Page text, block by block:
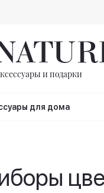
и подарки
для дома